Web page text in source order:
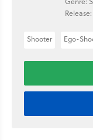
Release:
Shooter Ego-